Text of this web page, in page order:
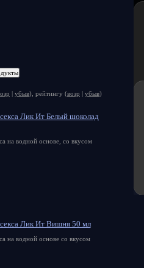
| убыв), рейтингу (возр | убыв)
Лик Ит Белый шоколад
на водной основе, со вкусом
секса Лик Ит Вишня 50 мл
на водной основе со вкусом